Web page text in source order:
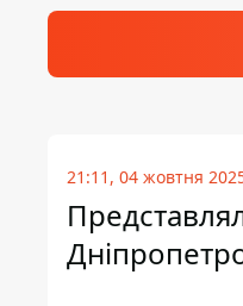
21:11, 04 жовтня